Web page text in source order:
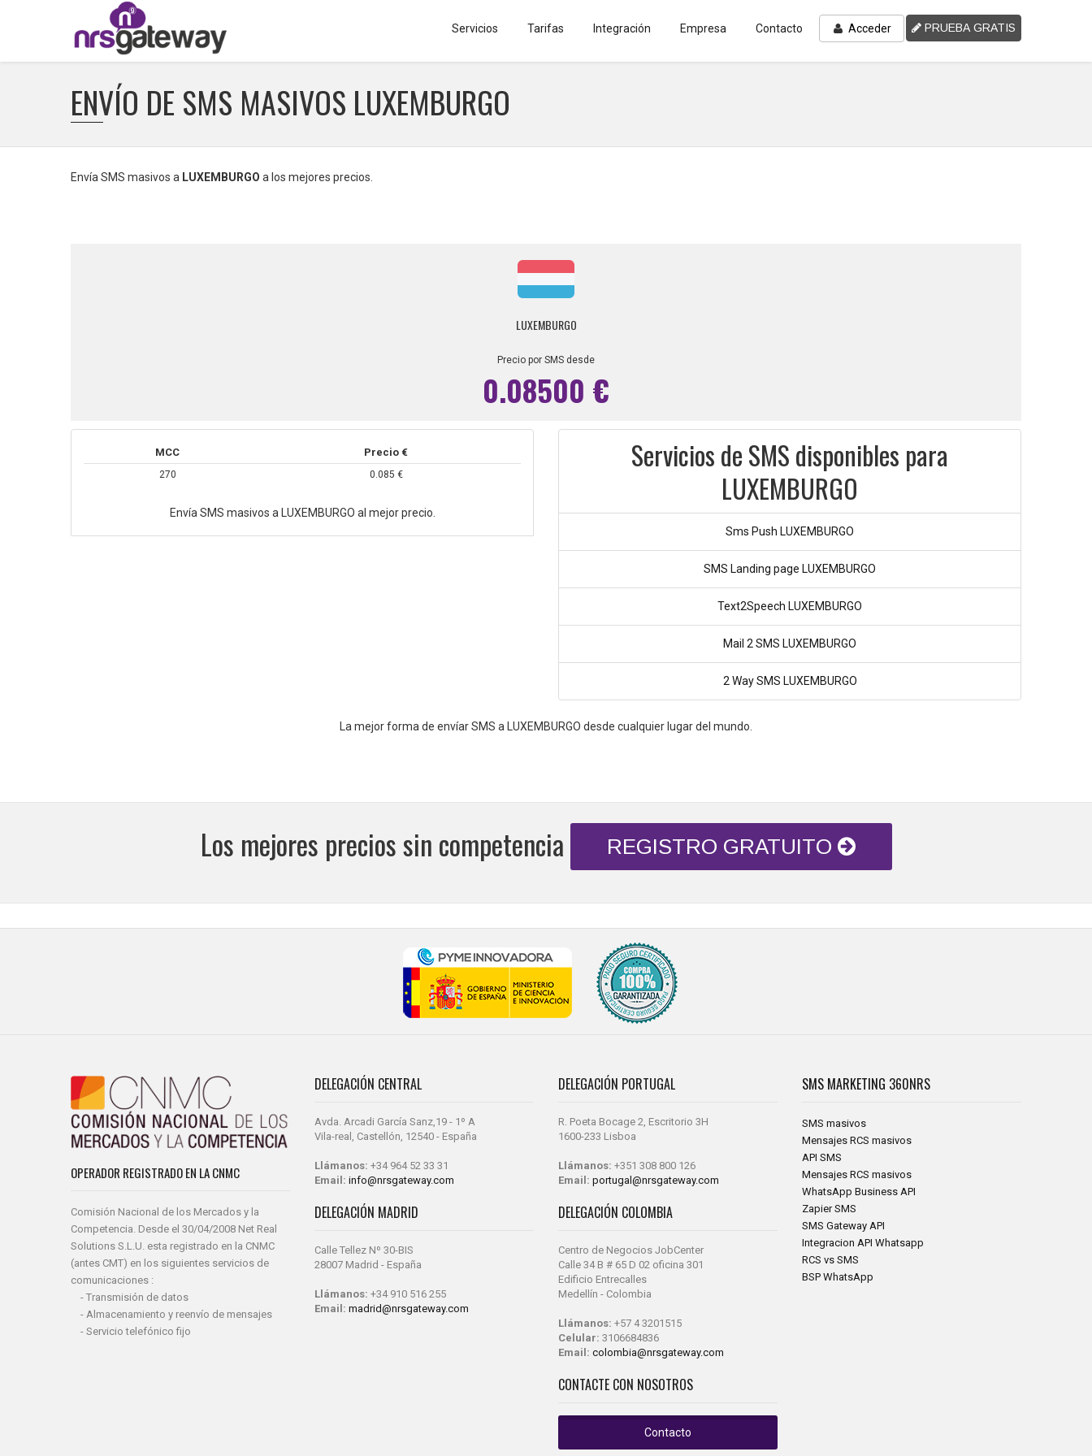
Servicios Tarifas Integración Empresa Contacto Acceder PRUEBA GRATIS
ENVÍO DE SMS MASIVOS LUXEMBURGO
Envía SMS masivos a LUXEMBURGO a los mejores precios.
LUXEMBURGO
Precio por SMS desde
0.08500 €
MCC Precio €
270 0.085 €
Envía SMS masivos a LUXEMBURGO al mejor precio.
Servicios de SMS disponibles para
LUXEMBURGO
Sms Push LUXEMBURGO
SMS Landing page LUXEMBURGO
Text2Speech LUXEMBURGO
Mail 2 SMS LUXEMBURGO
2 Way SMS LUXEMBURGO
La mejor forma de envíar SMS a LUXEMBURGO desde cualquier lugar del mundo.
Los mejores precios sin competencia REGISTRO GRATUITO
OPERADOR REGISTRADO EN LA CNMC
Comisión Nacional de los Mercados y la
Competencia. Desde el 30/04/2008 Net Real
Solutions S.L.U. esta registrado en la CNMC
(antes CMT) en los siguientes servicios de
comunicaciones :
- Transmisión de datos
- Almacenamiento y reenvío de mensajes
- Servicio telefónico fijo
DELEGACIÓN CENTRAL
Avda. Arcadi García Sanz,19 - 1º A
Vila-real, Castellón, 12540 - España
Llámanos: +34 964 52 33 31
Email: info@nrsgateway.com
DELEGACIÓN MADRID
Calle Tellez Nº 30-BIS
28007 Madrid - España
Llámanos: +34 910 516 255
Email: madrid@nrsgateway.com
DELEGACIÓN PORTUGAL
R. Poeta Bocage 2, Escritorio 3H
1600-233 Lisboa
Llámanos: +351 308 800 126
Email: portugal@nrsgateway.com
DELEGACIÓN COLOMBIA
Centro de Negocios JobCenter
Calle 34 B # 65 D 02 oficina 301
Edificio Entrecalles
Medellín - Colombia
Llámanos: +57 4 3201515
Celular: 3106684836
Email: colombia@nrsgateway.com
CONTACTE CON NOSOTROS
Contacto
SMS MARKETING 360NRS
SMS masivos
Mensajes RCS masivos
API SMS
Mensajes RCS masivos
WhatsApp Business API
Zapier SMS
SMS Gateway API
Integracion API Whatsapp
RCS vs SMS
BSP WhatsApp